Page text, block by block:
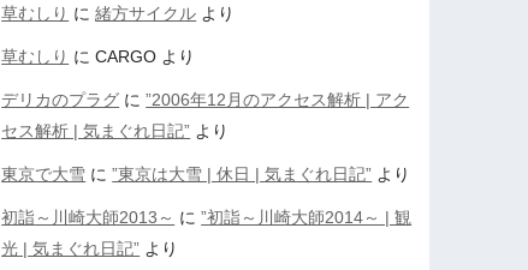
草むしり に緒方サイクル より
草むしり にCARGO より
デリカのプラグ に”2006年12月のアクセス解析 | アク
セス解析 | 気まぐれ日記” より
東京で大雪 に”東京は大雪 | 休日 | 気まぐれ日記” より
初詣～川崎大師2013～ に”初詣～川崎大師2014～ | 観
光 | 気まぐれ日記” より